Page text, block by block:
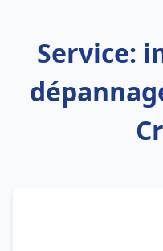
Service: